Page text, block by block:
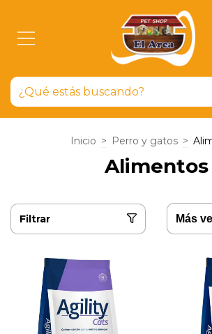
Inicio > Perro y gatos >
Alimentos
Filtrar